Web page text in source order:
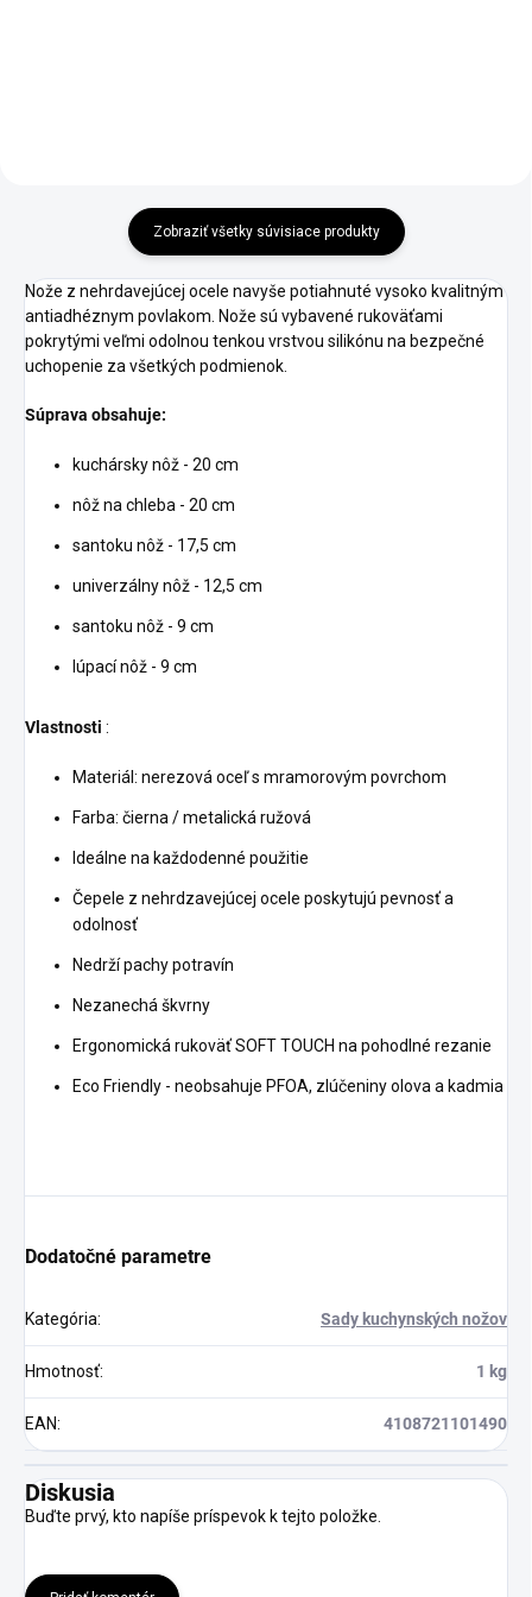
Zobraziť všetky súvisiace produkty
Nože z nehrdavejúcej ocele navyše potiahnuté vysoko kvalitným
antiadhéznym povlakom. Nože sú vybavené rukoväťami
pokrytými veľmi odolnou tenkou vrstvou silikónu na bezpečné
uchopenie za všetkých podmienok.
Súprava obsahuje:
kuchársky nôž - 20 cm
nôž na chleba - 20 cm
santoku nôž - 17,5 cm
univerzálny nôž - 12,5 cm
santoku nôž - 9 cm
lúpací nôž - 9 cm
Vlastnosti :
Materiál: nerezová oceľ s mramorovým povrchom
Farba: čierna / metalická ružová
Ideálne na každodenné použitie
Čepele z nehrdzavejúcej ocele poskytujú pevnosť a
odolnosť
Nedrží pachy potravín
Nezanechá škvrny
Ergonomická rukoväť SOFT TOUCH na pohodlné rezanie
Eco Friendly - neobsahuje PFOA, zlúčeniny olova a kadmia
Dodatočné parametre
Kategória: Sady kuchynských nožov
Hmotnosť: 1 kg
EAN: 4108721101490
Diskusia
Buďte prvý, kto napíše príspevok k tejto položke.